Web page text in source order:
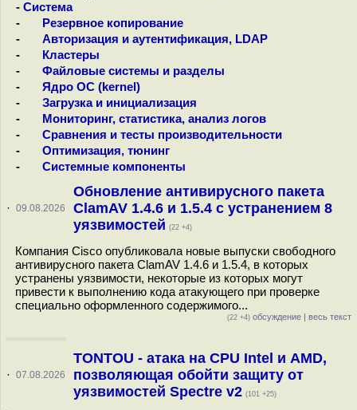
- Система
-
Резервное копирование
-
Авторизация и аутентификация, LDAP
-
Кластеры
-
Файловые системы и разделы
-
Ядро ОС (kernel)
-
Загрузка и инициализация
-
Мониторинг, статистика, анализ логов
-
Сравнения и тесты производительности
-
Оптимизация, тюнинг
-
Системные компоненты
· 09.08.2026
Обновление антивирусного пакета
ClamAV 1.4.6 и 1.5.4 с устранением 8
уязвимостей (22 +4)
Компания Cisco опубликовала новые выпуски свободного
антивирусного пакета ClamAV 1.4.6 и 1.5.4, в которых
устранены уязвимости, некоторые из которых могут
привести к выполнению кода атакующего при проверке
специально оформленного содержимого...
(22 +4) обсуждение | весь текст
· 07.08.2026
TONTOU - атака на CPU Intel и AMD,
позволяющая обойти защиту от
уязвимостей Spectre v2 (101 +25)